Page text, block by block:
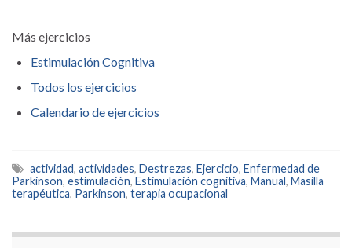
Más ejercicios
Estimulación Cognitiva
Todos los ejercicios
Calendario de ejercicios
actividad, actividades, Destrezas, Ejercicio, Enfermedad de
Parkinson, estimulación, Estimulación cognitiva, Manual, Masilla
terapéutica, Parkinson, terapia ocupacional